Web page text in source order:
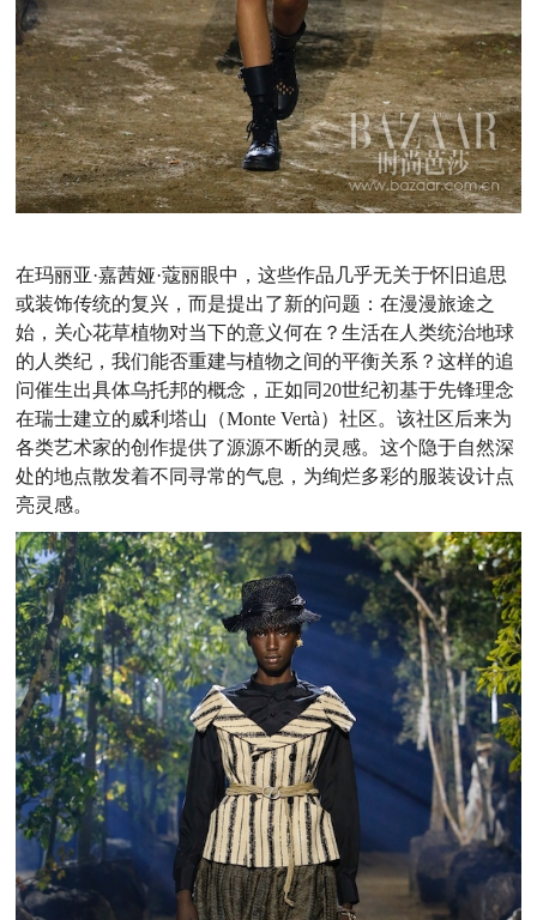
在玛丽亚·嘉茜娅·蔻丽眼中，这些作品几乎无关于怀旧追思
或装饰传统的复兴，而是提出了新的问题：在漫漫旅途之
始，关心花草植物对当下的意义何在？生活在人类统治地球
的人类纪，我们能否重建与植物之间的平衡关系？这样的追
问催生出具体乌托邦的概念，正如同20世纪初基于先锋理念
在瑞士建立的威利塔山（Monte Vertà）社区。该社区后来为
各类艺术家的创作提供了源源不断的灵感。这个隐于自然深
处的地点散发着不同寻常的气息，为绚烂多彩的服装设计点
亮灵感。